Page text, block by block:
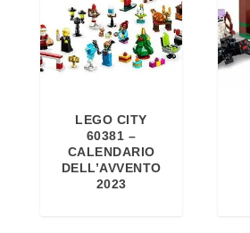
LEGO CITY
60381 –
CALENDARIO
DELL’AVVENTO
2023